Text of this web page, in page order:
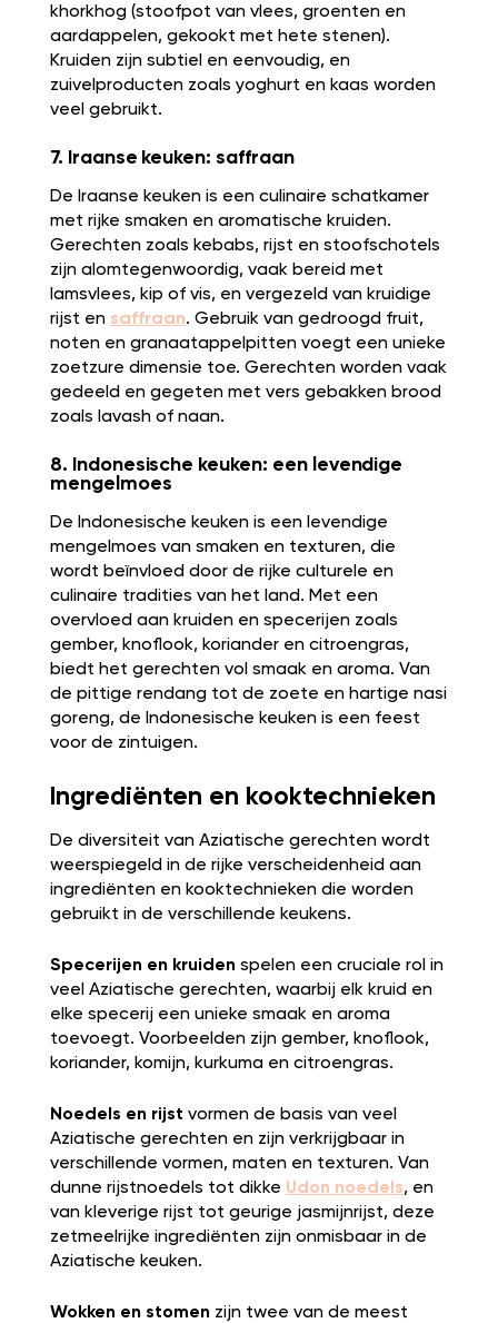
khorkhog (stoofpot van vlees, groenten en
aardappelen, gekookt met hete stenen).
Kruiden zijn subtiel en eenvoudig, en
zuivelproducten zoals yoghurt en kaas worden
veel gebruikt.
7. Iraanse keuken: saffraan
De Iraanse keuken is een culinaire schatkamer
met rijke smaken en aromatische kruiden.
Gerechten zoals kebabs, rijst en stoofschotels
zijn alomtegenwoordig, vaak bereid met
lamsvlees, kip of vis, en vergezeld van kruidige
rijst en saffraan. Gebruik van gedroogd fruit,
noten en granaatappelpitten voegt een unieke
zoetzure dimensie toe. Gerechten worden vaak
gedeeld en gegeten met vers gebakken brood
zoals lavash of naan.
8. Indonesische keuken: een levendige
mengelmoes
De Indonesische keuken is een levendige
mengelmoes van smaken en texturen, die
wordt beïnvloed door de rijke culturele en
culinaire tradities van het land. Met een
overvloed aan kruiden en specerijen zoals
gember, knoflook, koriander en citroengras,
biedt het gerechten vol smaak en aroma. Van
de pittige rendang tot de zoete en hartige nasi
goreng, de Indonesische keuken is een feest
voor de zintuigen.
Ingrediënten en kooktechnieken
De diversiteit van Aziatische gerechten wordt
weerspiegeld in de rijke verscheidenheid aan
ingrediënten en kooktechnieken die worden
gebruikt in de verschillende keukens.
Specerijen en kruiden spelen een cruciale rol in
veel Aziatische gerechten, waarbij elk kruid en
elke specerij een unieke smaak en aroma
toevoegt. Voorbeelden zijn gember, knoflook,
koriander, komijn, kurkuma en citroengras.
Noedels en rijst vormen de basis van veel
Aziatische gerechten en zijn verkrijgbaar in
verschillende vormen, maten en texturen. Van
dunne rijstnoedels tot dikke Udon noedels, en
van kleverige rijst tot geurige jasmijnrijst, deze
zetmeelrijke ingrediënten zijn onmisbaar in de
Aziatische keuken.
Wokken en stomen zijn twee van de meest